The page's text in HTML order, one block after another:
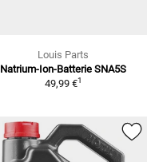
Louis Parts
Natrium-Ion-Batterie SNA5S
49,99 €1